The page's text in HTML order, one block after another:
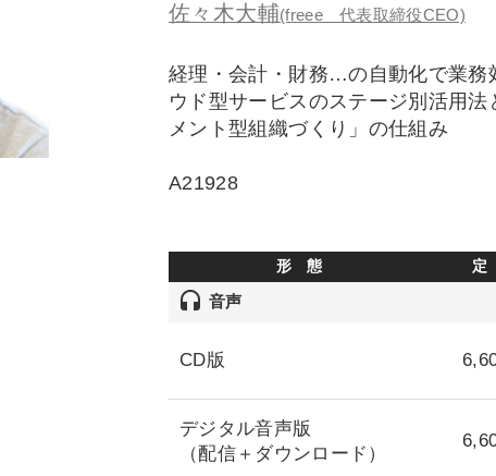
佐々木大輔(freee 代表取締役CEO)
経理・会計・財務…の自動化で業務
ウド型サービスのステージ別活用
メント型組織づくり」の仕組み
A21928
形 態 定
headset 音声
CD版
デジタル音声版
（配信＋ダウンロード）